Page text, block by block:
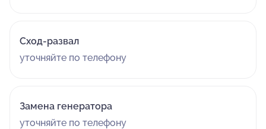
Сход-развал
уточняйте по телефону
Замена генератора
уточняйте по телефону